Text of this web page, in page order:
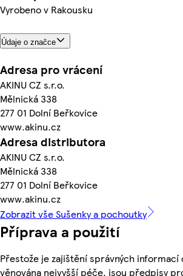
Vyrobeno v Rakousku
Údaje o značce
Adresa pro vrácení
AKINU CZ s.r.o.
Mělnická 338
277 01 Dolní Beřkovice
www.akinu.cz
Adresa distributora
AKINU CZ s.r.o.
Mělnická 338
277 01 Dolní Beřkovice
www.akinu.cz
Zobrazit vše Sušenky a pochoutky
Příprava a použití
Přestože je zajištění správných informací
věnována nejvyšší péče, jsou předpisy